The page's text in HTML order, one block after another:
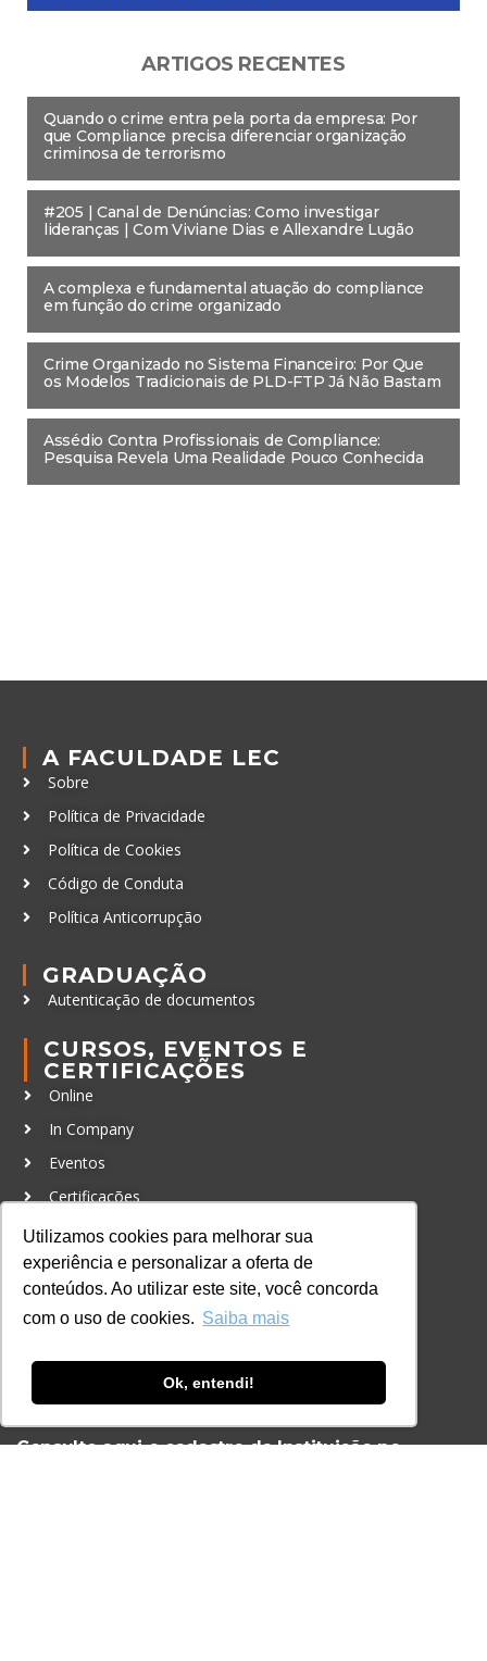
Utilizamos cookies para melhorar sua
experiência e personalizar a oferta de
conteúdos. Ao utilizar este site, você concorda
com o uso de cookies. Saiba mais
Ok, entendi!
ARTIGOS RECENTES
Quando o crime entra pela porta da empresa: Por
que Compliance precisa diferenciar organização
criminosa de terrorismo
#205 | Canal de Denúncias: Como investigar
lideranças | Com Viviane Dias e Allexandre Lugão
A complexa e fundamental atuação do compliance
em função do crime organizado
Crime Organizado no Sistema Financeiro: Por Que
os Modelos Tradicionais de PLD-FTP Já Não Bastam
Assédio Contra Profissionais de Compliance:
Pesquisa Revela Uma Realidade Pouco Conhecida
A FACULDADE LEC
Sobre
Política de Privacidade
Política de Cookies
Código de Conduta
Política Anticorrupção
GRADUAÇÃO
Autenticação de documentos
CURSOS, EVENTOS E
CERTIFICAÇÕES
Online
In Company
Eventos
Certificações
CONTATO
+55 11 3259-2837
Ferramenta Antifraude
Consulte aqui o cadastro da Instituição no